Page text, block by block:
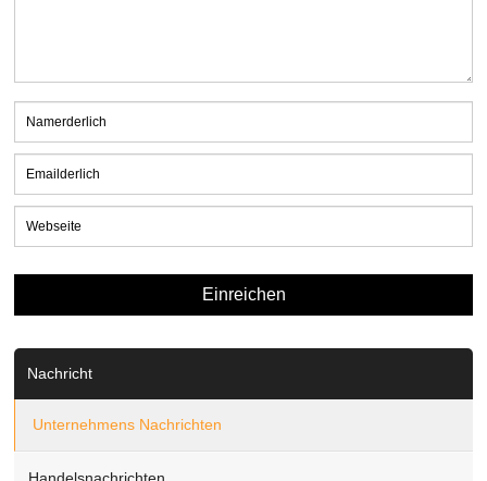
Nachricht
Unternehmens Nachrichten